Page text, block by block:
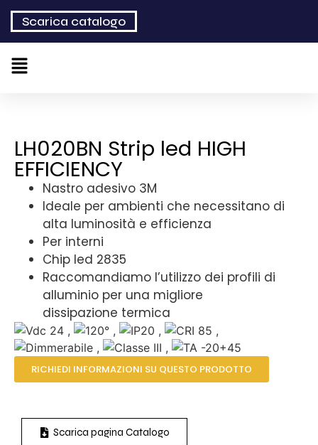
Scarica catalogo
LH020BN Strip led HIGH
EFFICIENCY
Nastro adesivo 3M
Ideale per ambienti che necessitano di
alta luminosità e efficienza
Per interni
Chip led 2835
Raccomandiamo l’utilizzo dei profili di
alluminio per una migliore
dissipazione termica
, , ,
,
,
,
RICHIEDI INFORMAZIONI SU QUESTO PRODOTTO
Scarica pagina Catalogo